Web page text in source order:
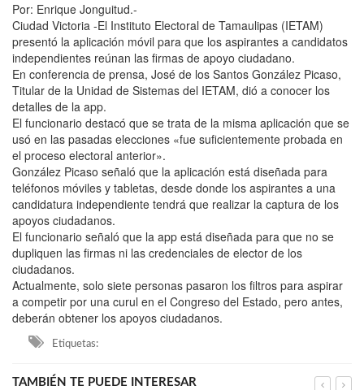
Por: Enrique Jonguitud.-
Ciudad Victoria -El Instituto Electoral de Tamaulipas (IETAM)
presentó la aplicación móvil para que los aspirantes a candidatos
independientes reúnan las firmas de apoyo ciudadano.
En conferencia de prensa, José de los Santos González Picaso,
Titular de la Unidad de Sistemas del IETAM, dió a conocer los
detalles de la app.
El funcionario destacó que se trata de la misma aplicación que se
usó en las pasadas elecciones «fue suficientemente probada en
el proceso electoral anterior».
González Picaso señaló que la aplicación está diseñada para
teléfonos móviles y tabletas, desde donde los aspirantes a una
candidatura independiente tendrá que realizar la captura de los
apoyos ciudadanos.
El funcionario señaló que la app está diseñada para que no se
dupliquen las firmas ni las credenciales de elector de los
ciudadanos.
Actualmente, solo siete personas pasaron los filtros para aspirar
a competir por una curul en el Congreso del Estado, pero antes,
deberán obtener los apoyos ciudadanos.
Etiquetas:
TAMBIÉN TE PUEDE INTERESAR